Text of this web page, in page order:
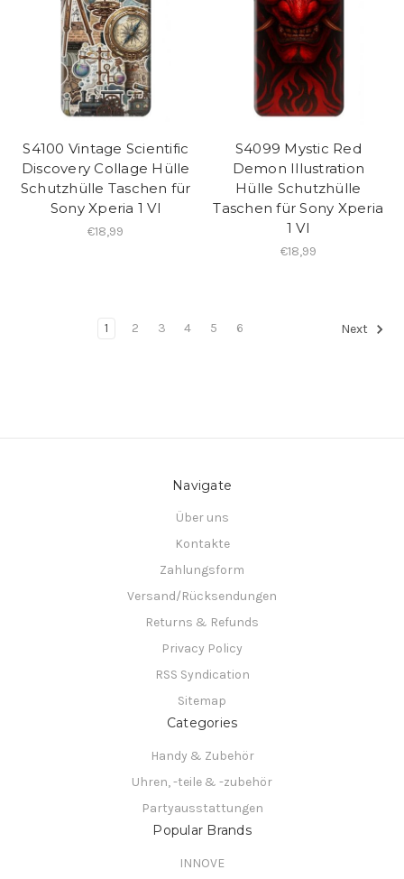
S4100 Vintage Scientific
Discovery Collage Hülle
Schutzhülle Taschen für
Sony Xperia 1 VI
€18,99
S4099 Mystic Red
Demon Illustration
Hülle Schutzhülle
Taschen für Sony Xperia
1 VI
€18,99
1 2 3 4 5 6 Next
Navigate
Über uns
Kontakte
Zahlungsform
Versand/Rücksendungen
Returns & Refunds
Privacy Policy
RSS Syndication
Sitemap
Categories
Handy & Zubehör
Uhren, -teile & -zubehör
Partyausstattungen
Popular Brands
INNOVE